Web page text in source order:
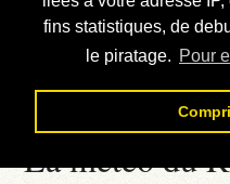
fins statistiques, de
le piratage. Pour
Téléchargement
Contact
La météo du